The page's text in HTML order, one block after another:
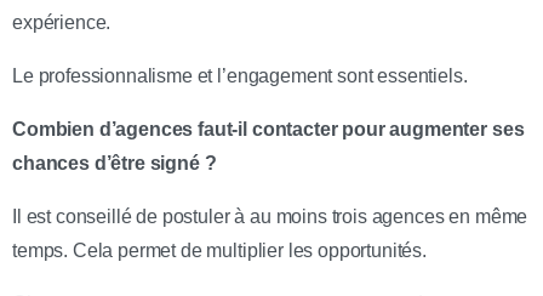
expérience.
Le professionnalisme et l’engagement sont essentiels.
Combien d’agences faut-il contacter pour augmenter ses
chances d’être signé ?
Il est conseillé de postuler à au moins trois agences en même
temps. Cela permet de multiplier les opportunités.